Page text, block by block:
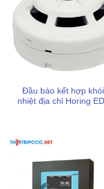
Đầu báo kết hợp
nhiệt địa chỉ Horing